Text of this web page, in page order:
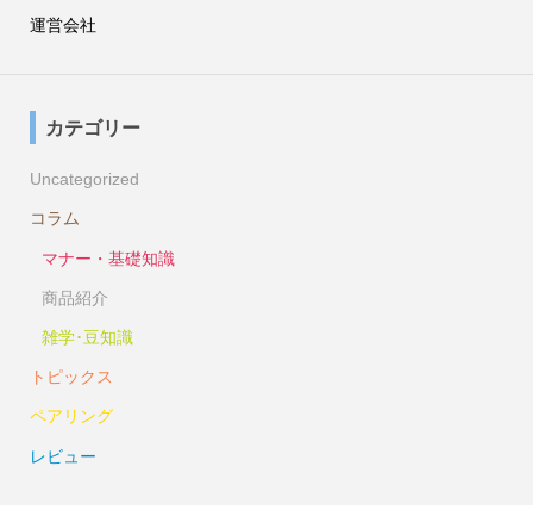
運営会社
カテゴリー
Uncategorized
コラム
マナー・基礎知識
商品紹介
雑学･豆知識
トピックス
ペアリング
レビュー